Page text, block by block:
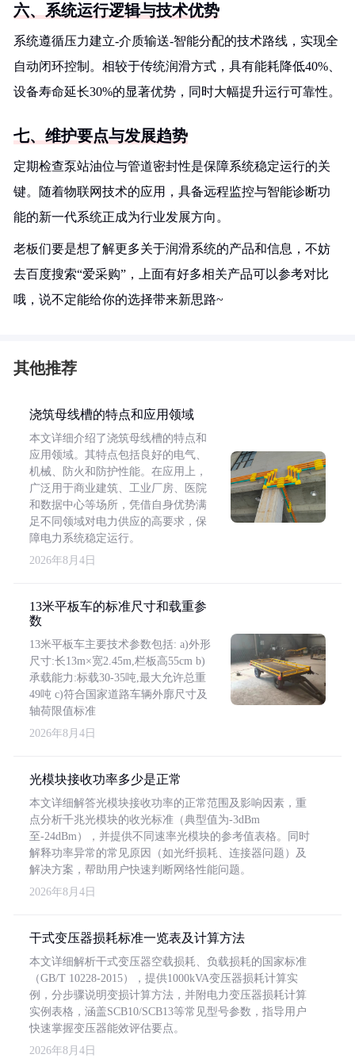
六、系统运行逻辑与技术优势
系统遵循压力建立-介质输送-智能分配的技术路线，实现全
自动闭环控制。相较于传统润滑方式，具有能耗降低40%、
设备寿命延长30%的显著优势，同时大幅提升运行可靠性。
七、维护要点与发展趋势
定期检查泵站油位与管道密封性是保障系统稳定运行的关
键。随着物联网技术的应用，具备远程监控与智能诊断功
能的新一代系统正成为行业发展方向。
老板们要是想了解更多关于润滑系统的产品和信息，不妨
去百度搜索“爱采购”，上面有好多相关产品可以参考对比
哦，说不定能给你的选择带来新思路~
其他推荐
浇筑母线槽的特点和应用领域
本文详细介绍了浇筑母线槽的特点和
应用领域。其特点包括良好的电气、
机械、防火和防护性能。在应用上，
广泛用于商业建筑、工业厂房、医院
和数据中心等场所，凭借自身优势满
足不同领域对电力供应的高要求，保
障电力系统稳定运行。
2026年8月4日
13米平板车的标准尺寸和载重参
数
13米平板车主要技术参数包括: a)外形
尺寸:长13m×宽2.45m,栏板高55cm b)
承载能力:标载30-35吨,最大允许总重
49吨 c)符合国家道路车辆外廓尺寸及
轴荷限值标准
2026年8月4日
光模块接收功率多少是正常
本文详细解答光模块接收功率的正常范围及影响因素，重
点分析千兆光模块的收光标准（典型值为-3dBm
至-24dBm），并提供不同速率光模块的参考值表格。同时
解释功率异常的常见原因（如光纤损耗、连接器问题）及
解决方案，帮助用户快速判断网络性能问题。
2026年8月4日
干式变压器损耗标准一览表及计算方法
本文详细解析干式变压器空载损耗、负载损耗的国家标准
（GB/T 10228-2015），提供1000kVA变压器损耗计算实
例，分步骤说明变损计算方法，并附电力变压器损耗计算
实例表格，涵盖SCB10/SCB13等常见型号参数，指导用户
快速掌握变压器能效评估要点。
2026年8月4日